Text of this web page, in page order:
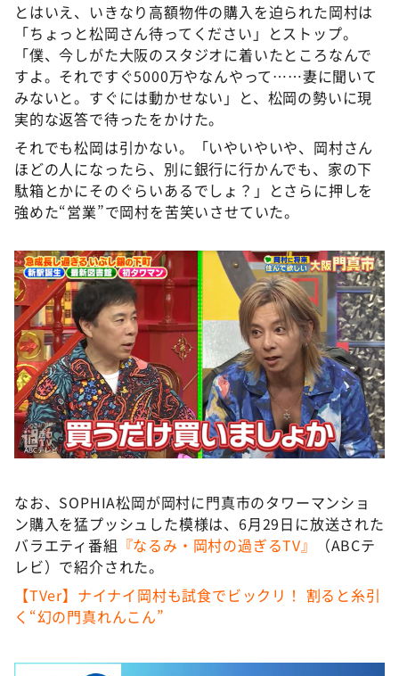
とはいえ、いきなり高額物件の購入を迫られた岡村は
「ちょっと松岡さん待ってください」とストップ。
「僕、今しがた大阪のスタジオに着いたところなんで
すよ。それですぐ5000万やなんやって……妻に聞いて
みないと。すぐには動かせない」と、松岡の勢いに現
実的な返答で待ったをかけた。
それでも松岡は引かない。「いやいやいや、岡村さん
ほどの人になったら、別に銀行に行かんでも、家の下
駄箱とかにそのぐらいあるでしょ？」とさらに押しを
強めた“営業”で岡村を苦笑いさせていた。
なお、SOPHIA松岡が岡村に門真市のタワーマンショ
ン購入を猛プッシュした模様は、6月29日に放送された
バラエティ番組 『なるみ・岡村の過ぎるTV』
（ABCテ
レビ）で紹介された。
【TVer】ナイナイ岡村も試食でビックリ！ 割ると糸引
く“幻の門真れんこん”